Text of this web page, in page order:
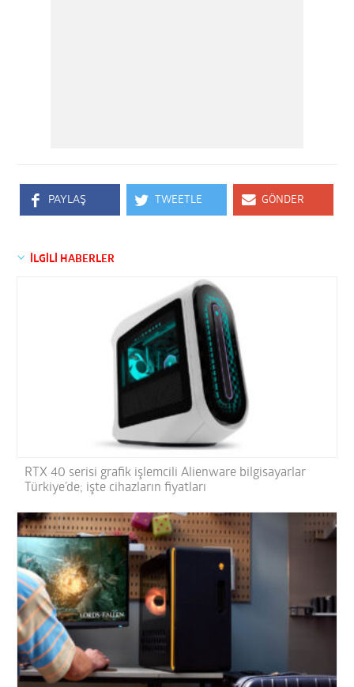
PAYLAŞ TWEETLE GÖNDER
İLGİLİ HABERLER
RTX 40 serisi grafik işlemcili Alienware bilgisayarlar
Türkiye’de; işte cihazların fiyatları